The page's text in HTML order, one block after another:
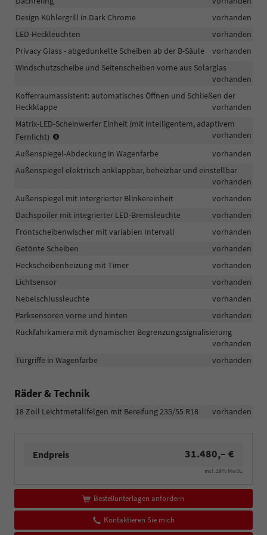
Design Kühlergrill in Dark Chrome
vorhanden
LED-Heckleuchten
vorhanden
Privacy Glass - abgedunkelte Scheiben ab der B-Säule
vorhanden
Windschutzscheibe und Seitenscheiben vorne aus Solarglas
vorhanden
Kofferraumassistent: automatisches Öffnen und Schließen der
Heckklappe
vorhanden
Matrix-LED-Scheinwerfer Einheit (mit intelligentem, adaptivem
Fernlicht)
Kurvenlicht
entfällt
vorhanden
Außenspiegel-Abdeckung in Wagenfarbe
vorhanden
Außenspiegel elektrisch anklappbar, beheizbar und einstellbar
vorhanden
Außenspiegel mit intergrierter Blinkereinheit
vorhanden
Dachspoiler mit integrierter LED-Bremsleuchte
vorhanden
Frontscheibenwischer mit variablen Intervall
vorhanden
Getönte Scheiben
vorhanden
Heckscheibenheizung mit Timer
vorhanden
Lichtsensor
vorhanden
Nebelschlussleuchte
vorhanden
Parksensoren vorne und hinten
vorhanden
Rückfahrkamera mit dynamischer Begrenzungssignalisierung
vorhanden
Türgriffe in Wagenfarbe
vorhanden
Räder & Technik
18 Zoll Leichtmetallfelgen mit Bereifung 235/55 R18 vorhanden
Endpreis 31.480,– €
incl. 19% MwSt.,
Bestellunterlagen anfordern
Kontaktieren Sie mich